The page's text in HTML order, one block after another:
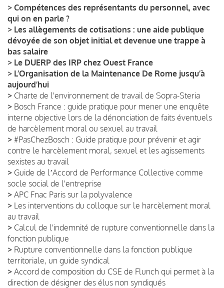
> Compétences des représentants du personnel, avec
qui on en parle ?
> Les allègements de cotisations : une aide publique
dévoyée de son objet initial et devenue une trappe à
bas salaire
> Le DUERP des IRP chez Ouest France
> L’Organisation de la Maintenance De Rome jusqu’à
aujourd’hui
> Charte de l'environnement de travail de Sopra-Steria
> Bosch France : guide pratique pour mener une enquête
interne objective lors de la dénonciation de faits éventuels
de harcèlement moral ou sexuel au travail
> #PasChezBosch : Guide pratique pour prévenir et agir
contre le harcèlement moral, sexuel et les agissements
sexistes au travail
> Guide de lʼAccord de Performance Collective comme
socle social de l'entreprise
> APC Fnac Paris sur la polyvalence
> Les interventions du colloque sur le harcèlement moral
au travail
> Calcul de l'indemnité de rupture conventionnelle dans la
fonction publique
> Rupture conventionnelle dans la fonction publique
territoriale, un guide syndical
> Accord de composition du CSE de Flunch qui permet à la
direction de désigner des élus non syndiqués